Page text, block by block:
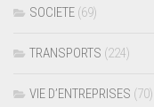
SOCIETE (69)
TRANSPORTS (224)
VIE D’ENTREPRISES (70)